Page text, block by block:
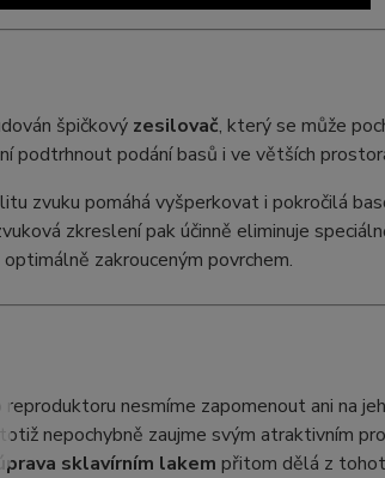
špičkový zesilovač, který se může
podtrhnout podání basů i ve větších
zvuku pomáhá vyšperkovat i pokročilá
zkreslení pak účinně eliminuje
optimálně zakrouceným povrchem.
nesmíme zapomenout ani na
nepochybně zaujme svým atraktivním
sklavírním lakem přitom dělá z